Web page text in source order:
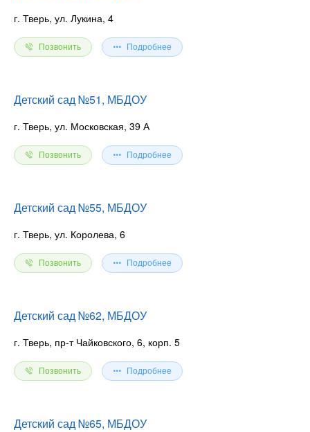
г. Тверь, ул. Лукина, 4
Позвонить Подробнее
Детский сад №51, МБДОУ
г. Тверь, ул. Московская, 39 А
Позвонить Подробнее
Детский сад №55, МБДОУ
г. Тверь, ул. Королева, 6
Позвонить Подробнее
Детский сад №62, МБДОУ
г. Тверь, пр-т Чайковского, 6, корп. 5
Позвонить Подробнее
Детский сад №65, МБДОУ